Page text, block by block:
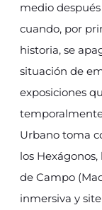
medio
cuando, por
historia, se
situación de
exposiciones
Urbano toma
los
de Campo
inmersiva y